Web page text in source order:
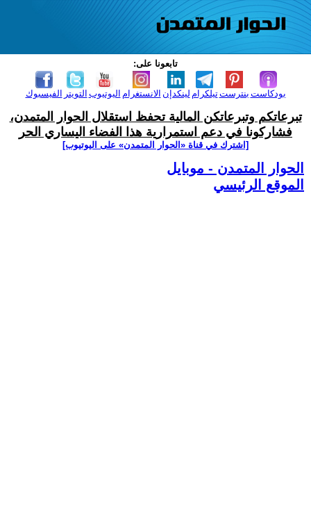
تابعونا على:
الفيسبوك التويتر اليوتيوب الانستغرام لينكدإن تيلكرامبنترست بودكاست
تبرعاتكم وتبرعاتكن المالية تحفظ استقلال الحوار المتمدن،
فشاركونا في دعم استمرارية هذا الفضاء اليساري الحر
[اشترك في قناة ‫«الحوار المتمدن» على اليوتيوب]
الحوار المتمدن - موبايل
الموقع الرئيسي